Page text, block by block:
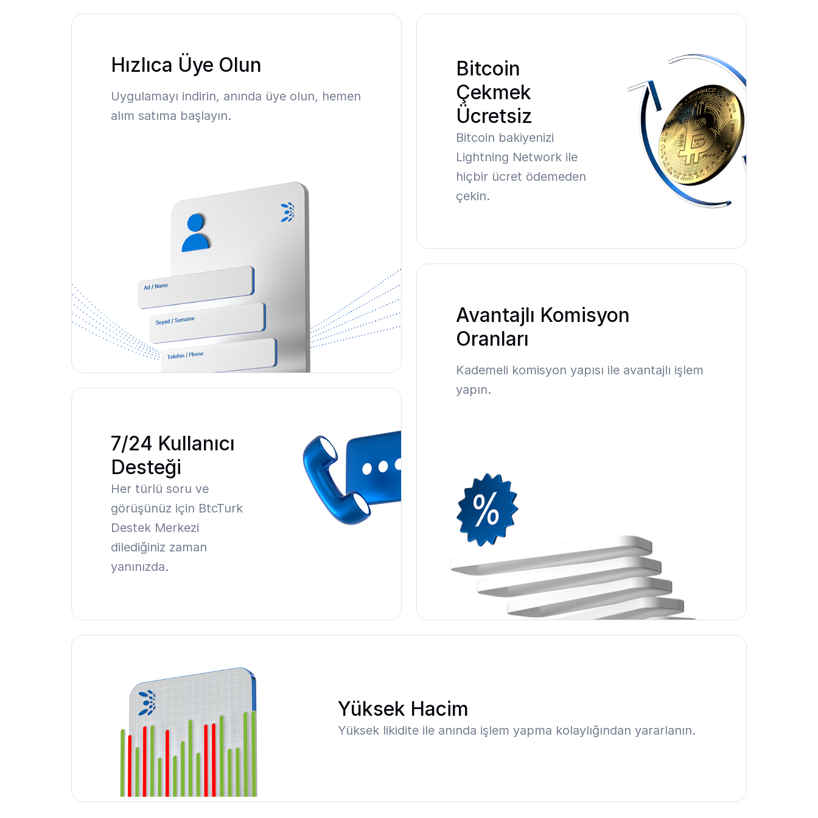
Hızlıca Üye Olun
Uygulamayı indirin, anında üye olun, hemen
alım satıma başlayın.
7/24 Kullanıcı
Desteği
Her türlü soru ve
görüşünüz için BtcTurk
Destek Merkezi
dilediğiniz zaman
yanınızda.
Bitcoin
Çekmek
Ücretsiz
Bitcoin bakiyenizi
Lightning Network ile
hiçbir ücret ödemeden
çekin.
Avantajlı Komisyon
Oranları
Kademeli komisyon yapısı ile avantajlı işlem
yapın.
Yüksek Hacim
Yüksek likidite ile anında işlem yapma kolaylığından yararlanın.